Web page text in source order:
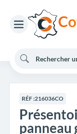
RÉF :216036CO
panneau